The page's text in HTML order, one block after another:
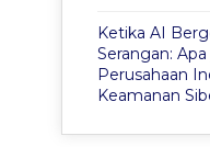
Ketika AI
Serangan:
Perusahaan
Keamanan